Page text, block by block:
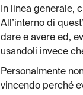
In linea generale,
All’interno di
dare e avere ed,
usandoli invece
Personalmente
vincendo perché